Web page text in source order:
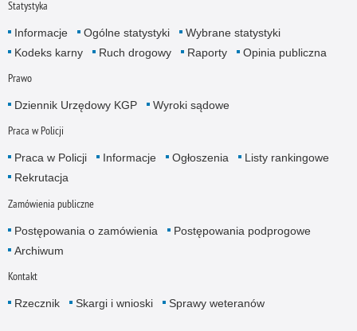
Statystyka
Informacje Ogólne statystyki
Wybrane statystyki
Kodeks karny
Ruch drogowy Raporty Opinia publiczna
Prawo
Dziennik Urzędowy KGP Wyroki sądowe
Praca w Policji
Praca w Policji Informacje Ogłoszenia
Listy rankingowe
Rekrutacja
Zamówienia publiczne
Postępowania o zamówienia
Postępowania podprogowe
Archiwum
Kontakt
Rzecznik Skargi i wnioski Sprawy weteranów